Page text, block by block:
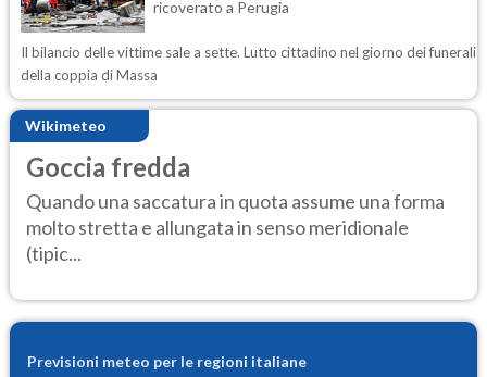
ricoverato a Perugia
Il bilancio delle vittime sale a sette. Lutto cittadino nel giorno dei funerali
della coppia di Massa
Wikimeteo
Goccia fredda
Quando una saccatura in quota assume una forma
molto stretta e allungata in senso meridionale
(tipic...
Previsioni meteo per le regioni italiane